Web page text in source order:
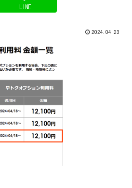
LINE
2024.04.23